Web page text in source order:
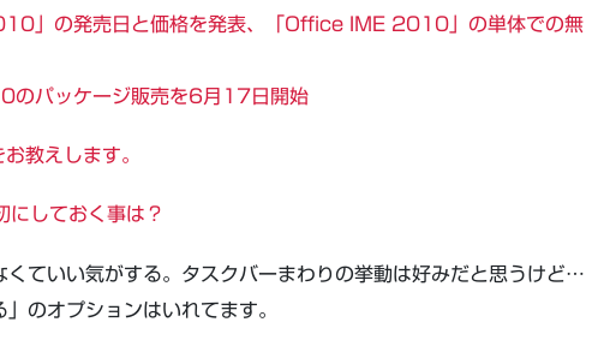
」の発売日と価格を発表、「Office IME 2010」の単体での無
パッケージ販売を6月17日開始
教えします。
しておく事は？
くていい気がする。タスクバーまわりの挙動は好みだと思うけど…
のオプションはいれてます。